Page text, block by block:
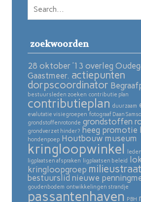
zoekwoorden
28 oktober ’13 overleg
Gaastmeer. actiepunten
dorpscoordinator
bestuursleden zoeken contributie plan
contributieplan duurzaam
evalutatie visiegroepen fotograaf Daan
grondstoffenrotonde grondstoffen
grondverzet hinder? heeg promotie
hondenpoep Houtbouw museum
kringloopwinkel leden
ligplaatsen afspraken ligplaatsen beleid
kringloopgroep milieustraat
bestuurslid nieuwe
goudenbodem ontwikkelingen strandje
passantenhaven PBH